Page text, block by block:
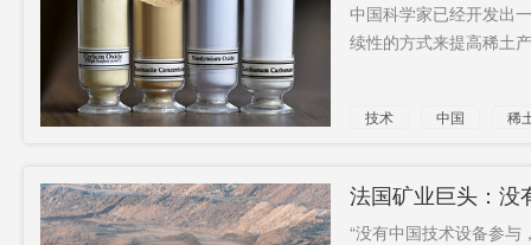
下沉
中国科学家已经开发出
续性的方式来提高稀土
技术 中国 稀
法国矿业巨头：没
利
“没有中国技术设备参与